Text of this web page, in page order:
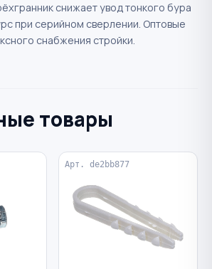
снижает увод тонкого бура
при серийном сверлении. Оптовые
снабжения стройки.
товары
Арт. de2bb877